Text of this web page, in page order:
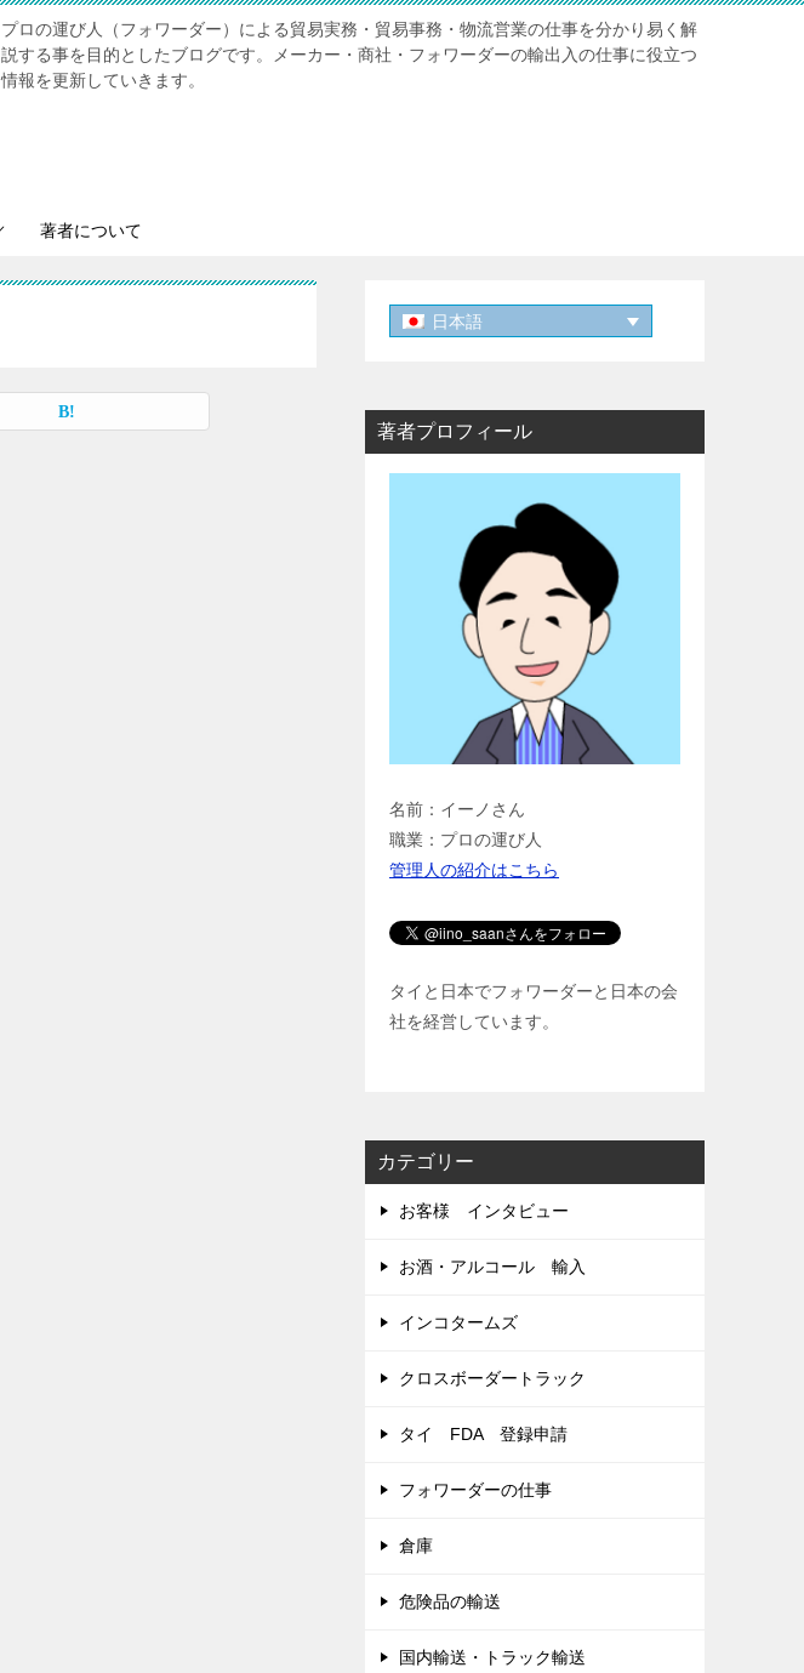
プロの運び人（フォワーダー）による貿易実務・貿易事務・物流営業の仕事を分かり易く解
説する事を目的としたブログです。メーカー・商社・フォワーダーの輸出入の仕事に役立つ
情報を更新していきます。
著者について
日本語
著者プロフィール
名前：イーノさん
職業：プロの運び人
管理人の紹介はこちら
タイと日本でフォワーダーと日本の会
社を経営しています。
カテゴリー
お客様 インタビュー
お酒・アルコール 輸入
インコタームズ
クロスボーダートラック
タイ FDA 登録申請
フォワーダーの仕事
倉庫
危険品の輸送
国内輸送・トラック輸送